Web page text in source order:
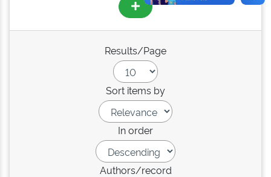
Results/Page
Sort items by
In order
Authors/record